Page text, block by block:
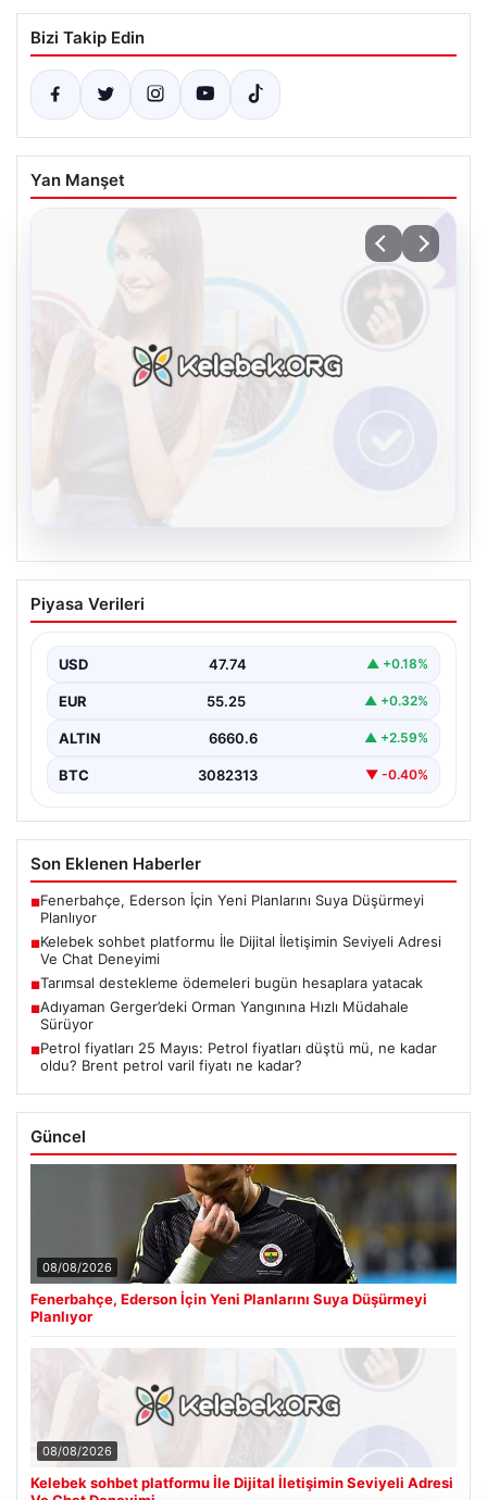
Bizi Takip Edin
Yan Manşet
Kelebek sohbet platformu İle Dijital
İletişimin Seviyeli Adresi Ve Chat
İnternet dünyasında kullanıcıların güvenli bir şekilde
Günümüzde…
Piyasa Verileri
USD 47.74 ▲ +0.18%
EUR 55.25 ▲ +0.32%
ALTIN 6660.6 ▲ +2.59%
BTC 3082313 ▼ -0.40%
Son Eklenen Haberler
■Fenerbahçe, Ederson İçin Yeni Planlarını Suya Düşürmeyi
Planlıyor
■Kelebek sohbet platformu İle Dijital İletişimin Seviyeli Adresi
Ve Chat Deneyimi
■Tarımsal destekleme ödemeleri bugün hesaplara yatacak
■Adıyaman Gerger’deki Orman Yangınına Hızlı Müdahale
Sürüyor
■Petrol fiyatları 25 Mayıs: Petrol fiyatları düştü mü, ne kadar
oldu? Brent petrol varil fiyatı ne kadar?
Güncel
08/08/2026
Fenerbahçe, Ederson İçin Yeni Planlarını Suya Düşürmeyi
Planlıyor
08/08/2026
Kelebek sohbet platformu İle Dijital İletişimin Seviyeli Adresi